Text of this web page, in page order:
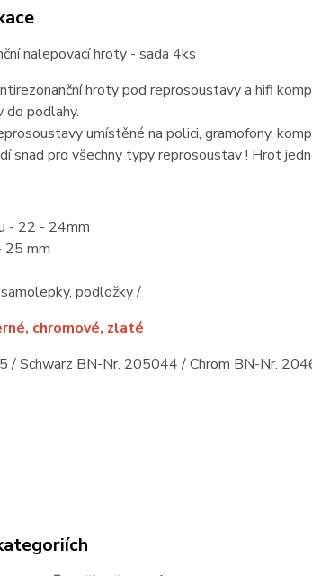
nalepovací hroty - sada 4ks
hroty pod reprosoustavy a hifi
do podlahy.
umístěné na polici, gramofony,
snad pro všechny typy reprosoustav ! Hrot
- 22 - 24mm
25 mm
podložky /
chromové, zlaté
/ Schwarz BN-Nr. 205044 / Chrom BN-Nr.